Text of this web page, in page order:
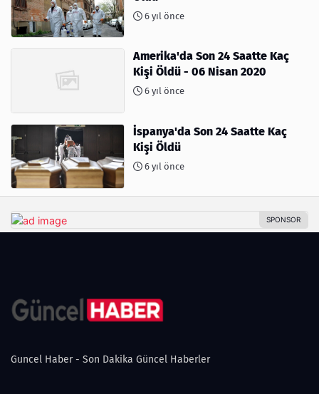
6 yıl önce
Amerika'da Son 24 Saatte Kaç
Kişi Öldü - 06 Nisan 2020
6 yıl önce
İspanya'da Son 24 Saatte Kaç
Kişi Öldü
6 yıl önce
Guncel Haber - Son Dakika Güncel Haberler